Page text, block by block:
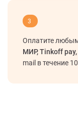
3
Оплатите
МИР, Tinkoff
mail в течение